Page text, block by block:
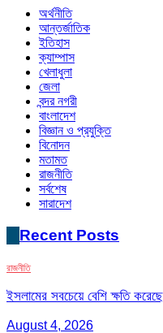
অর্থনীতি
আন্তর্জাতিক
ইতিহাস
ক্যাম্পাস
খেলাধুলা
জেলা
বন্দর নগরী
বাংলাদেশ
বিজ্ঞান ও প্রযুক্তি
বিনোদন
মতামত
রাজনীতি
সর্বশেষ
সারাদেশ
Recent Posts
রাজনীতি
ইসলামের সবচেয়ে বেশি ক্ষতি
August 4, 2026